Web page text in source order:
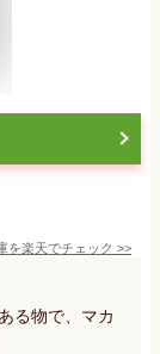
を楽天でチェック >>
る物で、マカ